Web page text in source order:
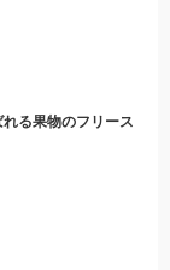
る果物のフリース